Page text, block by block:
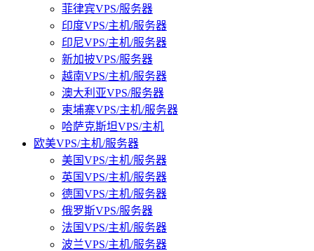
菲律宾VPS/服务器
印度VPS/主机/服务器
印尼VPS/主机/服务器
新加披VPS/服务器
越南VPS/主机/服务器
澳大利亚VPS/服务器
柬埔寨VPS/主机/服务器
哈萨克斯坦VPS/主机
欧美VPS/主机/服务器
美国VPS/主机/服务器
英国VPS/主机/服务器
德国VPS/主机/服务器
俄罗斯VPS/服务器
法国VPS/主机/服务器
波兰VPS/主机/服务器